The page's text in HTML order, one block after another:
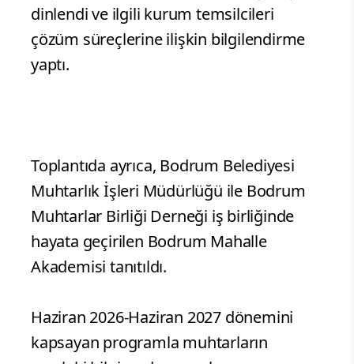
dinlendi ve ilgili kurum temsilcileri
çözüm süreçlerine ilişkin bilgilendirme
yaptı.
Toplantıda ayrıca, Bodrum Belediyesi